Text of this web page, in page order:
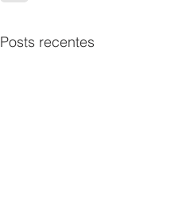
Posts recentes